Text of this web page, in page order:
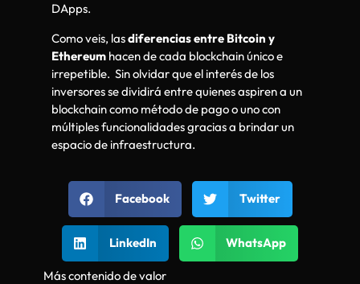
DApps.
Como veis, lasdiferencias entre Bitcoin y
Ethereum hacen de cada blockchain único e
irrepetible. Sin olvidar que el interés de los
inversores se dividirá entre quienes aspiren a un
blockchain como método de pago o uno con
múltiples funcionalidades gracias a brindar un
espacio de infraestructura.
Facebook Twitter
LinkedIn WhatsApp
Más contenido de valor